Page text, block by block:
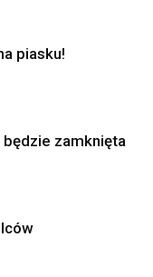
piasku!
zamknięta